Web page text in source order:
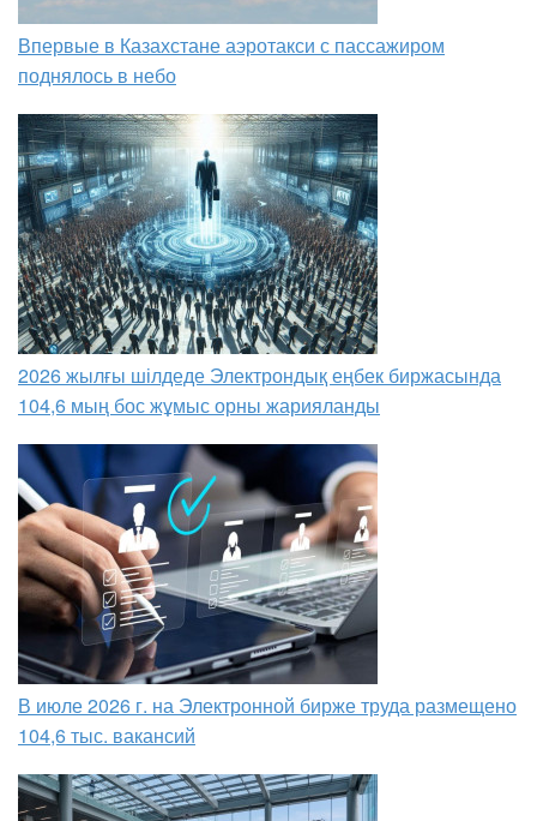
Впервые в Казахстане аэротакси с пассажиром
поднялось в небо
2026 жылғы шілдеде Электрондық еңбек биржасында
104,6 мың бос жұмыс орны жарияланды
В июле 2026 г. на Электронной бирже труда размещено
104,6 тыс. вакансий